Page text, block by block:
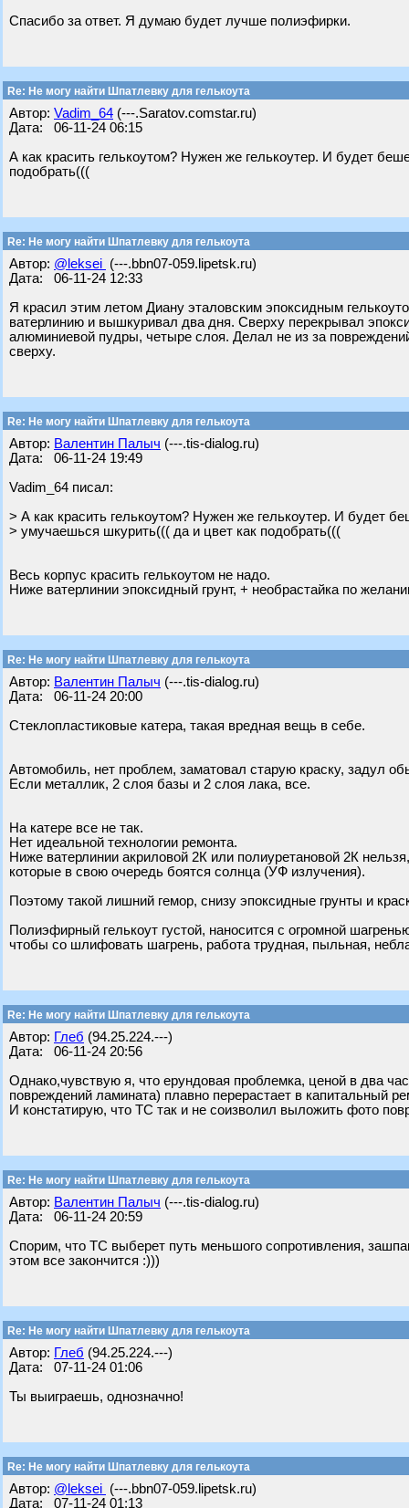
Спасибо за ответ. Я думаю будет лучше полиэфирки.
Re: Не могу найти Шпатлевку для гелькоута
Автор: Vadim_64 (---.Saratov.comstar.ru)
Дата: 06-11-24 06:15
А как красить гелькоутом? Нужен же гелькоутер. И будет
подобрать(((
Re: Не могу найти Шпатлевку для гелькоута
Автор: @leksei (---.bbn07-059.lipetsk.ru)
Дата: 06-11-24 12:33
Я красил этим летом Диану эталовским эпоксидным
ватерлинию и вышкуривал два дня. Сверху перекрывал
алюминиевой пудры, четыре слоя. Делал не из за
сверху.
Re: Не могу найти Шпатлевку для гелькоута
Автор: Валентин Палыч (---.tis-dialog.ru)
Дата: 06-11-24 19:49
Vadim_64 писал:
> А как красить гелькоутом? Нужен же гелькоутер. И будет
> умучаешься шкурить((( да и цвет как подобрать(((
Весь корпус красить гелькоутом не надо.
Ниже ватерлинии эпоксидный грунт, + необрастайка по
Re: Не могу найти Шпатлевку для гелькоута
Автор: Валентин Палыч (---.tis-dialog.ru)
Дата: 06-11-24 20:00
Стеклопластиковые катера, такая вредная вещь в себе.
Автомобиль, нет проблем, заматовал старую краску, задул
Если металлик, 2 слоя базы и 2 слоя лака, все.
На катере все не так.
Нет идеальной технологии ремонта.
Ниже ватерлинии акриловой 2К или полиуретановой 2К
которые в свою очередь боятся солнца (УФ излучения).
Поэтому такой лишний гемор, снизу эпоксидные грунты и
Полиэфирный гелькоут густой, наносится с огромной
чтобы со шлифовать шагрень, работа трудная, пыльная,
Re: Не могу найти Шпатлевку для гелькоута
Автор: Глеб (94.25.224.---)
Дата: 06-11-24 20:56
Однако,чувствую я, что ерундовая проблемка, ценой в два
повреждений ламината) плавно перерастает в капитальный
И констатирую, что ТС так и не соизволил выложить фото
Re: Не могу найти Шпатлевку для гелькоута
Автор: Валентин Палыч (---.tis-dialog.ru)
Дата: 06-11-24 20:59
Спорим, что ТС выберет путь меньшого сопротивления,
этом все закончится :)))
Re: Не могу найти Шпатлевку для гелькоута
Автор: Глеб (94.25.224.---)
Дата: 07-11-24 01:06
Ты выиграешь, однозначно!
Re: Не могу найти Шпатлевку для гелькоута
Автор: @leksei (---.bbn07-059.lipetsk.ru)
Дата: 07-11-24 01:13